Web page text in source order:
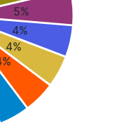
5%
4%
4%